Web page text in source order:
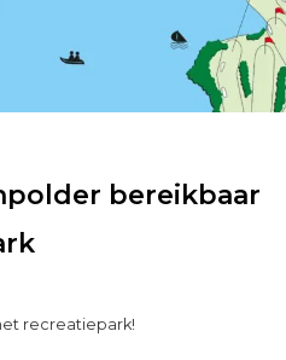
bereikbaar
recreatiepark!